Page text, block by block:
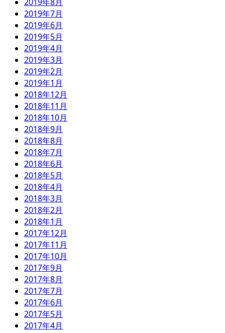
2019年7月
2019年6月
2019年5月
2019年4月
2019年3月
2019年2月
2019年1月
2018年12月
2018年11月
2018年10月
2018年9月
2018年8月
2018年7月
2018年6月
2018年5月
2018年4月
2018年3月
2018年2月
2018年1月
2017年12月
2017年11月
2017年10月
2017年9月
2017年8月
2017年7月
2017年6月
2017年5月
2017年4月